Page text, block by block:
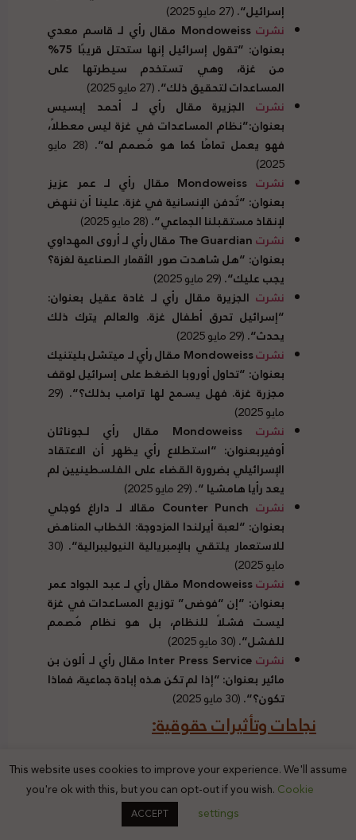
إسرائيل“.(27 مايو 2025)
نشرت
Mondoweiss مقال رأي لـ قاسم معدي
بعنوان: “تقول إسرائيل إنها ستحتل قريبًا 75%
من غزة، وهي تستخدم سيطرتها على
المساعدات لتحقيق ذلك“.(27 مايو 2025)
نشرت الجزيرة مقال رأي لـ أحمد إبسيس
بعنوان:”نظام المساعدات في غزة ليس معطلاً،
فهو يعمل تمامًا كما هو مُصمم له“.
(28 مايو
2025)
نشرت
Mondoweiss مقال رأي لـ عمر عزيز
بعنوان: “تُدفن الإنسانية في غزة. علينا أن ننهض
لإنقاذ مستقبلنا الجماعي“.(28 مايو 2025)
نشرت
The Guardian مقال رأي لـ أروى المهداوي
بعنوان: “هل شاهدت صور الأقمار الصناعية لغزة؟
يجب عليك“.(29 مايو 2025)
نشرت الجزيرة مقال رأي لـ غادة عقيل بعنوان:
“إسرائيل تحرق أطفال غزة. والعالم يترك ذلك
يحدث“.(29 مايو 2025)
نشرت
Mondoweiss مقال رأي لـ ميتشل بليتنيك
بعنوان: “تحاول أوروبا الضغط على إسرائيل لوقف
مجزرة غزة. فهل يسمح لها ترامب بذلك؟“.
(29
مايو 2025)
نشرت
Mondoweiss مقال
رأي لـجوناثان
أوفيربعنوان: “استطلاع رأي يظهر أن الاعتقاد
الإسرائيلي بضرورة القضاء على الفلسطينيين لم
يعد رأيا هامشيا“.(29 مايو 2025)
نشرت
Counter Punch مقالا لـ داراغ كوجلي
بعنوان: “لعبة أيرلندا المزدوجة: الخطاب المناهض
للاستعمار يلتقي بالإمبريالية النيوليبرالية“.
(30
مايو 2025)
نشرت
Mondoweiss مقال رأي لـ عبد الجواد عمر
بعنوان: “إن“فوضى” توزيع المساعدات في غزة
ليست فشلاً للنظام، بل هو نظام مُصمم
للفشل“.(30 مايو 2025)
نشرت
Inter Press Service مقال رأي لـ ألون بن
مائير بعنوان: “إذا لم تكن هذه إبادة جماعية، فماذا
تكون؟“.(30 مايو 2025)
نجاحات وتأثيرات حقوقية:
المقاطعة وسحب الاستثمارات وفرض العقوبات
(
BDS
)والمجتمع المدني الكاريبي، وأصدرت
توجيها قانونيا يمنع بموجبه أي سفينة مسجلة
This website uses cookies to improve your experience. We'll assume
you're ok with this, but you can opt-out if you wish. Cookie
settings
ACCEPT